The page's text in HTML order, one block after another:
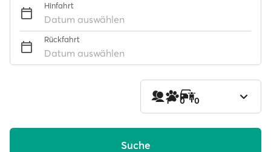
Hinfahrt
Datum auswählen
Rückfahrt
Datum auswählen
1 0 0
Suche